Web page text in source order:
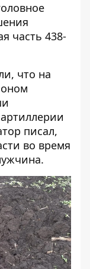
часть 438-
что на
писал,
во время